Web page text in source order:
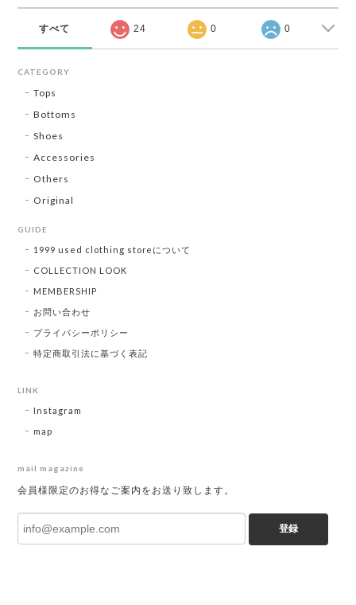
すべて 24 0 0
CATEGORY
Tops
Bottoms
Shoes
Accessories
Others
Original
GUIDE
1999 used clothing storeについて
COLLECTION LOOK
MEMBERSHIP
お問い合わせ
プライバシーポリシー
特定商取引法に基づく表記
LINK
Instagram
map
mail magazine
会員様限定のお得なご案内をお送り致します。
登録